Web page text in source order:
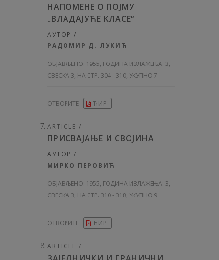
НАПОМЕНЕ О ПОЈМУ
„ВЛАДАЈУЋЕ КЛАСЕ“
АУТОР /
РАДОМИР Д. ЛУКИЋ
ОБЈАВЉЕНО: 1955, ГОДИНА ИЗЛАЖЕЊА: 3,
СВЕСКА 3, НА СТР. 304 - 310, УКУПНО 7
ОТВОРИТЕ ЋИР
ARTICLE /
ПРИСВАЈАЊЕ И СВОЈИНА
АУТОР /
МИРКО ПЕРОВИЋ
ОБЈАВЉЕНО: 1955, ГОДИНА ИЗЛАЖЕЊА: 3,
СВЕСКА 3, НА СТР. 310 - 318, УКУПНО 9
ОТВОРИТЕ ЋИР
ARTICLE /